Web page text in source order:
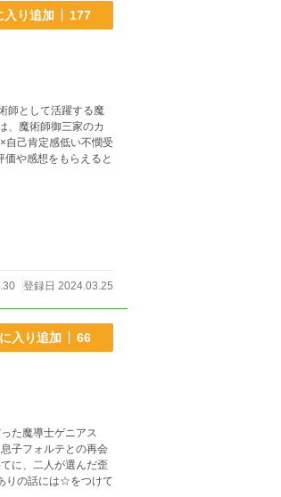
入り追加 177
師として活躍する魔
、魔術師御三家のカ
登録日 2024.03.25
入り追加 66
た魔導士ゲニアス
子フォルテとの再会
に、二人が選んだ歪